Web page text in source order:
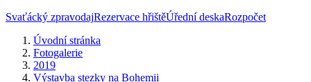
Svaťácký zpravodajRezervace hřištěÚřední deskaRozpočet
Úvodní stránka
Fotogalerie
2019
Výstavba stezky na Bohemii